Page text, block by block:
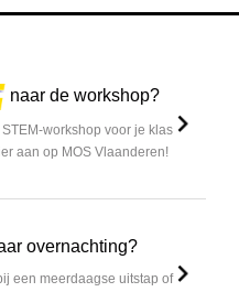
naar de workshop?
workshop voor je klas
aan op MOS Vlaanderen!
overnachting?
een meerdaagse uitstap of